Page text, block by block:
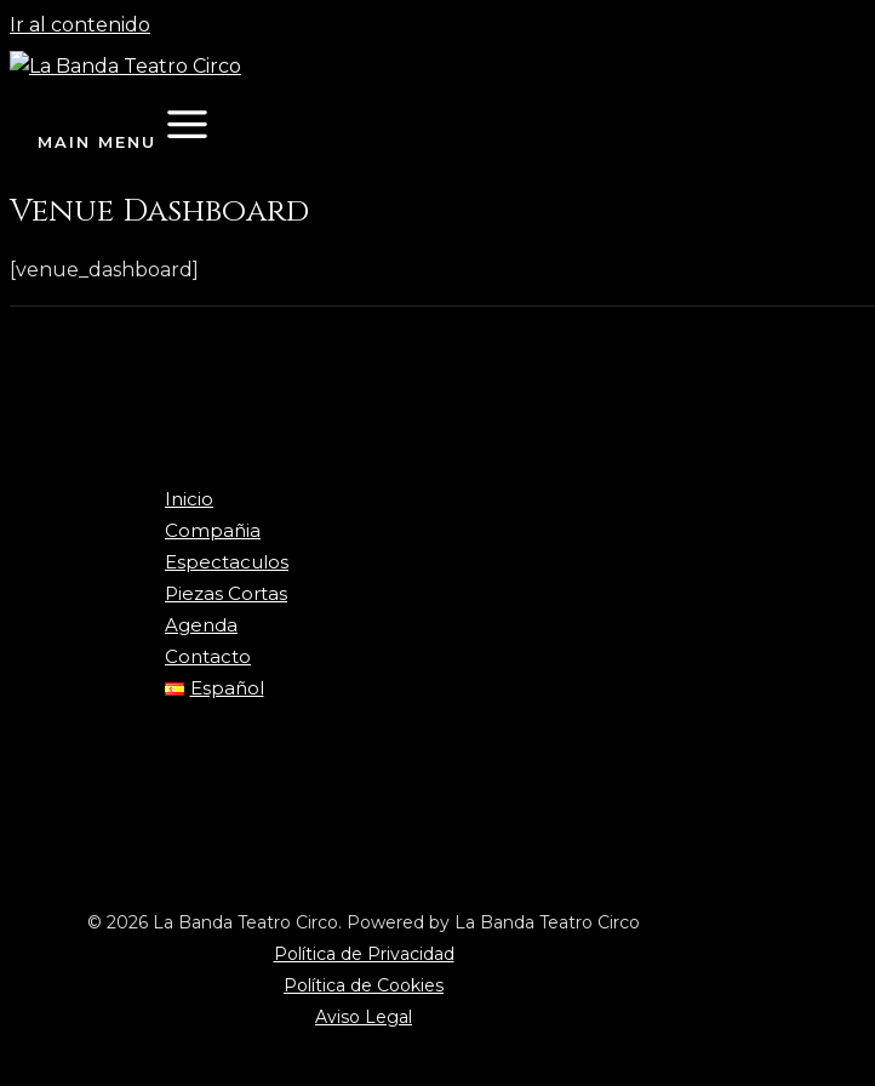
Ir al contenido
MAIN MENU
Venue Dashboard
[venue_dashboard]
Inicio
Compañia
Espectaculos
Piezas Cortas
Agenda
Contacto
Español
© 2026 La Banda Teatro Circo. Powered by La Banda Teatro Circo
Política de Privacidad
Política de Cookies
Aviso Legal